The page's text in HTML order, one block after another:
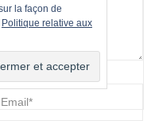
la façon de
Politique relative aux